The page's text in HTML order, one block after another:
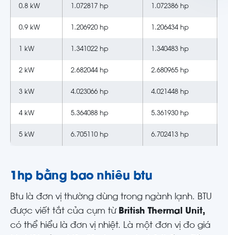
0.8 kW 1.072817 hp 1.072386 hp
0.9 kW 1.206920 hp 1.206434 hp
1 kW 1.341022 hp 1.340483 hp
2 kW 2.682044 hp 2.680965 hp
3 kW 4.023066 hp 4.021448 hp
4 kW 5.364088 hp 5.361930 hp
5 kW 6.705110 hp 6.702413 hp
1hp bằng bao nhiêu btu
Btu là đơn vị thường dùng trong ngành lạnh. BTU
được viết tắt của cụm từ British Thermal Unit,
có thể hiểu là đơn vị nhiệt. Là một đơn vị đo giá